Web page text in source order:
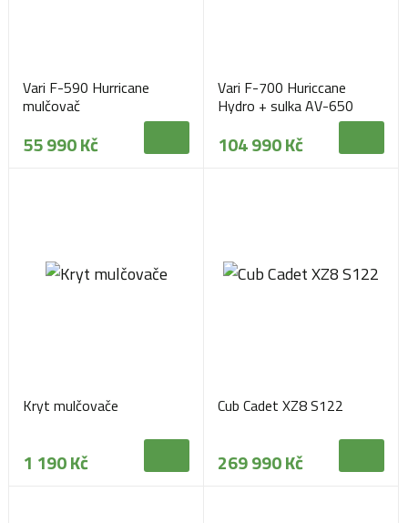
Vari F-590 Hurricane
mulčovač
55 990 Kč
Vari F-700 Huriccane
Hydro + sulka AV-650
104 990 Kč
Kryt mulčovače
1 190 Kč
Cub Cadet XZ8 S122
269 990 Kč